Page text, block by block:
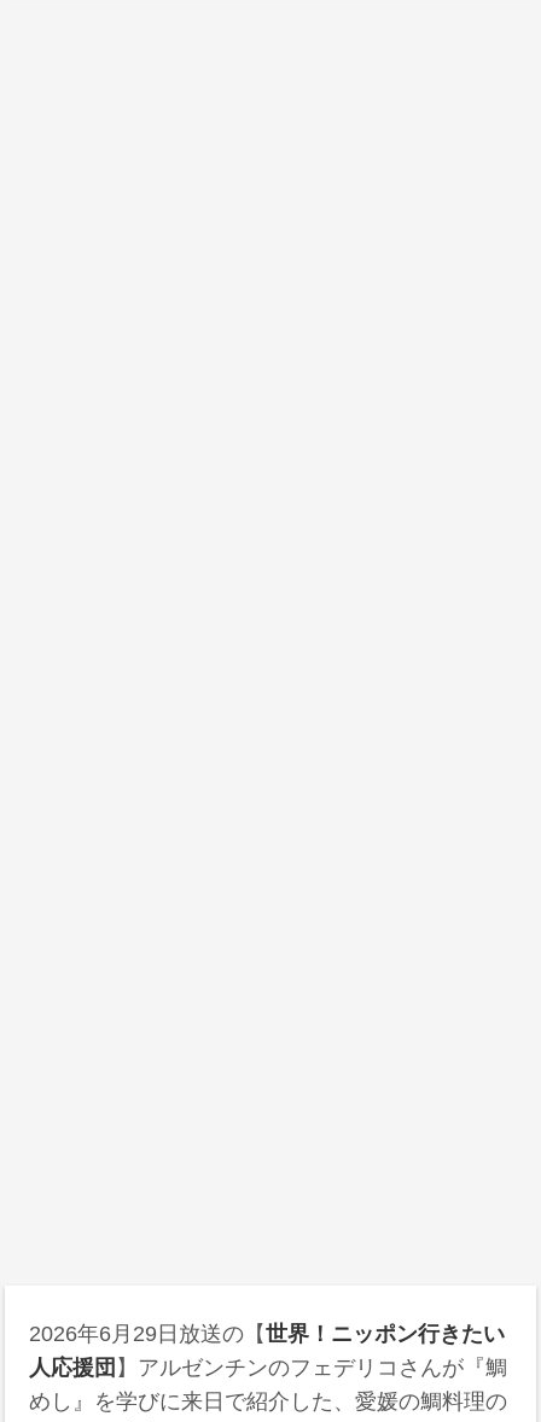
2026年6月29日 放送の【世界！ニッポン行きたい
人応援団 】アルゼンチンのフェデリコさんが『鯛
めし』を学びに来日で紹介した、愛媛の鯛料理の